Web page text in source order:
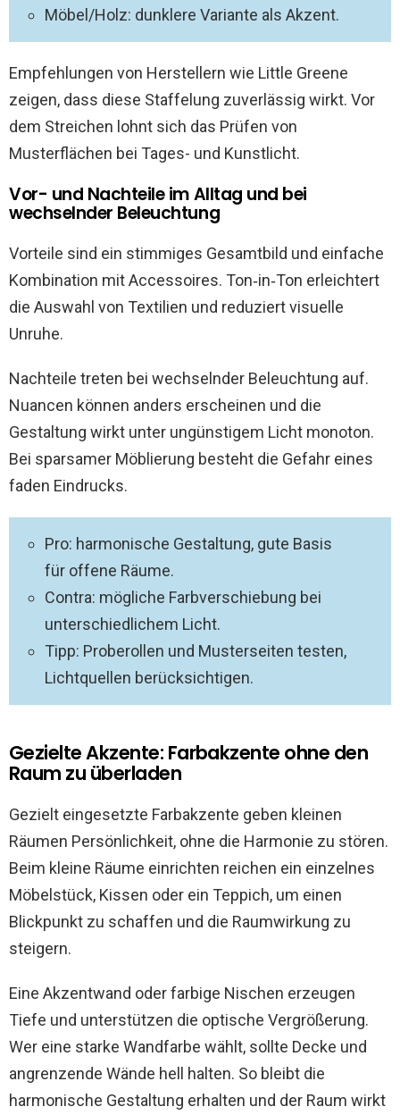
Möbel/Holz: dunklere Variante als Akzent.
Empfehlungen von Herstellern wie Little Greene
zeigen, dass diese Staffelung zuverlässig wirkt. Vor
dem Streichen lohnt sich das Prüfen von
Musterflächen bei Tages- und Kunstlicht.
Vor- und Nachteile im Alltag und bei
wechselnder Beleuchtung
Vorteile sind ein stimmiges Gesamtbild und einfache
Kombination mit Accessoires. Ton‑in‑Ton erleichtert
die Auswahl von Textilien und reduziert visuelle
Unruhe.
Nachteile treten bei wechselnder Beleuchtung auf.
Nuancen können anders erscheinen und die
Gestaltung wirkt unter ungünstigem Licht monoton.
Bei sparsamer Möblierung besteht die Gefahr eines
faden Eindrucks.
Pro: harmonische Gestaltung, gute Basis
für offene Räume.
Contra: mögliche Farbverschiebung bei
unterschiedlichem Licht.
Tipp: Proberollen und Musterseiten testen,
Lichtquellen berücksichtigen.
Gezielte Akzente: Farbakzente ohne den
Raum zu überladen
Gezielt eingesetzte Farbakzente geben kleinen
Räumen Persönlichkeit, ohne die Harmonie zu stören.
Beim kleine Räume einrichten reichen ein einzelnes
Möbelstück, Kissen oder ein Teppich, um einen
Blickpunkt zu schaffen und die Raumwirkung zu
steigern.
Eine Akzentwand oder farbige Nischen erzeugen
Tiefe und unterstützen die optische Vergrößerung.
Wer eine starke Wandfarbe wählt, sollte Decke und
angrenzende Wände hell halten. So bleibt die
harmonische Gestaltung erhalten und der Raum wirkt